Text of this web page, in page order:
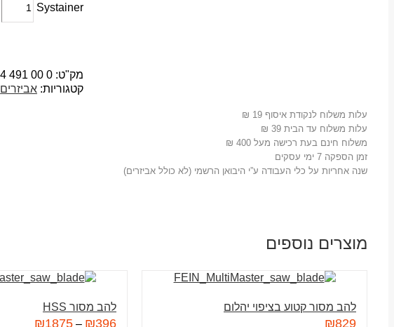
Systainer
מק"ט: 0 00 491 04 39 3
קטגוריות: אביזרים
עלות משלוח לנקודת איסוף 19 ₪
עלות משלוח עד הבית 39 ₪
משלוח חינם בעת רכישה מעל 400 ₪
זמן הספקה 7 ימי עסקים
שנה אחריות על כלי העבודה ע”י היבואן הרשמי (לא כולל אביזרים)
מוצרים נוספים
להב מסור קטוע בציפוי יהלום
₪829
להב מסור HSS
₪396
–
₪1875